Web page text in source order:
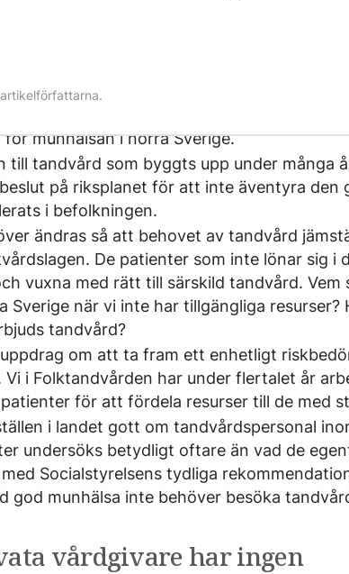
munhälsan i norra Sverige.
till tandvård som byggts upp under många
på riksplanet för att inte äventyra den
i befolkningen.
ändras så att behovet av tandvård
De patienter som inte lönar sig i
vuxna med rätt till särskild tandvård. Vem
Sverige när vi inte har tillgängliga resurser?
tandvård?
om att ta fram ett enhetligt
Vi i Folktandvården har under flertalet år
för att fördela resurser till de med
i landet gott om tandvårdspersonal
undersöks betydligt oftare än vad de
Socialstyrelsens tydliga
god munhälsa inte behöver besöka
vårdgivare har ingen